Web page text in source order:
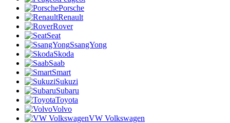
Porsche
Renault
Rover
Seat
SsangYong
Skoda
Saab
Smart
Sukuzi
Subaru
Toyota
Volvo
VW Volkswagen